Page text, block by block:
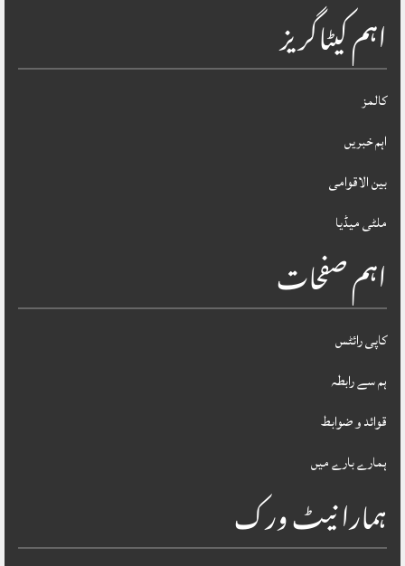
اہم کیٹاگریز
کالمز
اہم خبریں
بین الاقوامی
ملٹی میڈیا
اہم صفحات
کاپی رائٹس
ہم سے رابطہ
قوائد و ضوابط
ہمارے بارے میں
ہمارا نیٹ ورک